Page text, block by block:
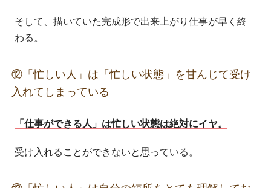
そして、描いていた完成形で出来上がり仕事が早く終
わる。
⑫「忙しい人」は「忙しい状態」を甘んじて受け
入れてしまっている
「仕事ができる人」は忙しい状態は絶対にイヤ。
受け入れることができないと思っている。